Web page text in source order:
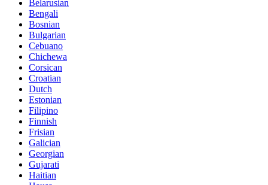
Belarusian
Bengali
Bosnian
Bulgarian
Cebuano
Chichewa
Corsican
Croatian
Dutch
Estonian
Filipino
Finnish
Frisian
Galician
Georgian
Gujarati
Haitian